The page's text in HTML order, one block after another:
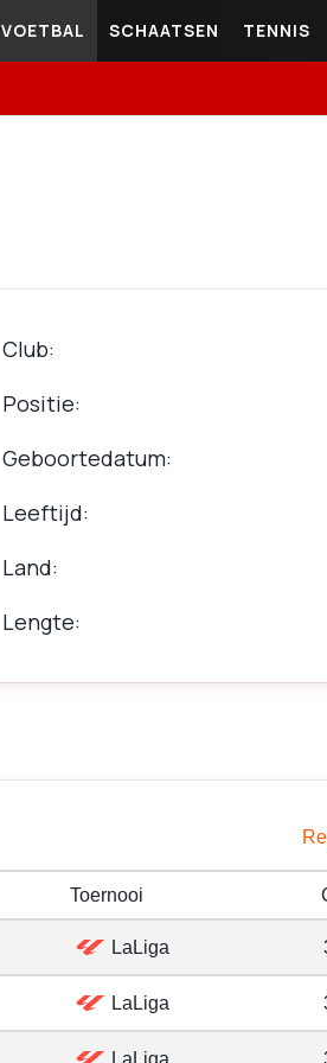
VOETBAL SCHAATSEN TENNIS
Club
Positie
Geboortedatum
Leeftijd
Land
Lengte
Toernooi
LaLiga
LaLiga
LaLiga